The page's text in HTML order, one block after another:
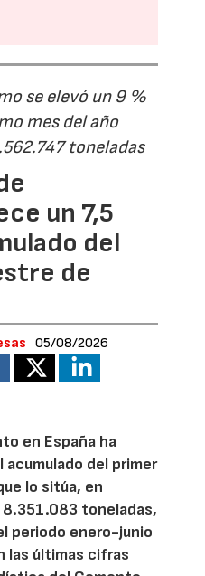
se elevó un 9 %
mes del año
toneladas
un 7,5
del
de
05/08/2026
en España ha
acumulado del primer
lo sitúa, en
toneladas,
periodo enero-junio
las últimas cifras